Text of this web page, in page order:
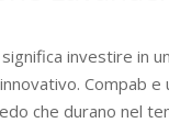
significa investire in
Compab e
che durano nel